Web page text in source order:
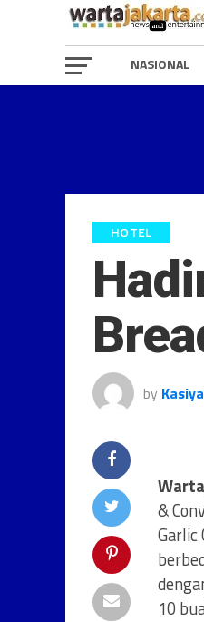
NASIONAL
HOTEL
by
&
Garlic
10